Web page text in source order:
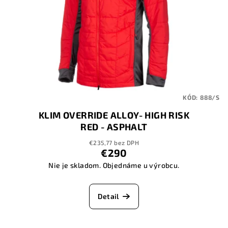
KLIM OVERRIDE ALLOY- HIGH RISK
RED - ASPHALT
€235,77 bez DPH
€290
Nie je skladom. Objednáme u výrobcu.
Detail
KÓD: 888/S